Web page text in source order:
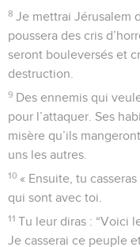
8 Je mettrai Jérusalem
poussera des cris
seront bouleversés et
destruction.
9 Des ennemis qui
pour l’attaquer. Ses
misère qu’ils
uns les autres.
10 « Ensuite, tu
qui sont avec toi.
11 Tu leur diras : “Voici
Je casserai ce peuple